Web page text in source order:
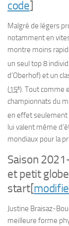
code]
Malgré de légers
notamment en
montre moins
un seul top 8
d’Oberhof) et un
(15e). Tout comme
championnats du
en effet seulement
lui valent même
mondiaux pour la
Saison
et petit
start[
Justine Braisaz-
meilleure forme